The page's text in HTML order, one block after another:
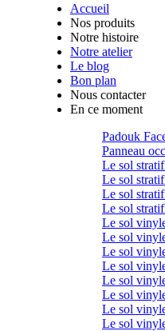
Accueil
Nos produits
Notre histoire
Notre atelier
Le blog
Bon plan
Nous contacter
En ce moment
Padouk
Panneau
Le sol
Le sol
Le sol
Le sol
Le sol
Le sol
Le sol
Le sol
Le sol
Le sol
Le sol
Le sol